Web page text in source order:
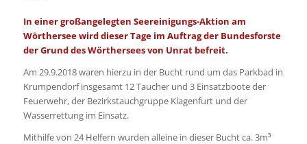
In einer großangelegten Seereinigungs-Aktion am
Wörthersee wird dieser Tage im Auftrag der Bundesforste
der Grund des Wörthersees von Unrat befreit.
Am 29.9.2018 waren hierzu in der Bucht rund um das Parkbad in
Krumpendorf insgesamt 12 Taucher und 3 Einsatzboote der
Feuerwehr, der Bezirkstauchgruppe Klagenfurt und der
Wasserrettung im Einsatz.
Mithilfe von 24 Helfern wurden alleine in dieser Bucht ca. 3m³